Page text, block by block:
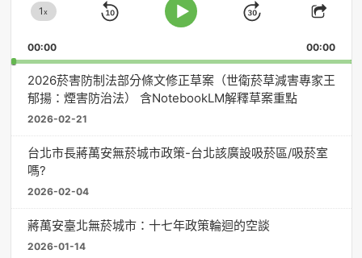
Change
Rate
1x
Skip
Play
Jump
Forward
Share
00:00 00:00
2026菸害防制法部分條文修正草案（世衛菸草減害專家王
郁揚：煙害防治法） 含NotebookLM解釋草案重點
2026-02-21
台北市長蔣萬安無菸城市政策-台北該廣設吸菸區/吸菸室
嗎?
2026-02-04
蔣萬安臺北無菸城市：十七年政策輪迴的空談
2026-01-14